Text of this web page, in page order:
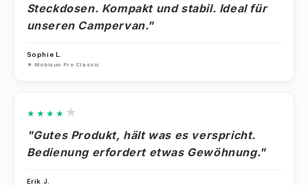
Steckdosen. Kompakt und stabil. Ideal für
unseren Campervan."
Sophie L.
★ Mobisun Pro Classic
★★★★ ★
"Gutes Produkt, hält was es verspricht.
Bedienung erfordert etwas Gewöhnung."
Erik J.